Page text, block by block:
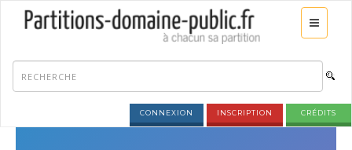
CONNEXION INSCRIPTION CRÉDITS